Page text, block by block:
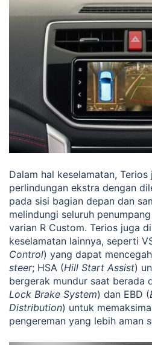
Dalam hal keselamatan,
perlindungan ekstra dengan
pada sisi bagian depan dan
melindungi seluruh
varian R Custom. Terios juga
keselamatan lainnya, seperti
Control) yang dapat mencegah
steer; HSA (Hill Start Assist)
bergerak mundur saat berada
Lock Brake System) dan EBD (
Distribution) untuk
pengereman yang lebih aman